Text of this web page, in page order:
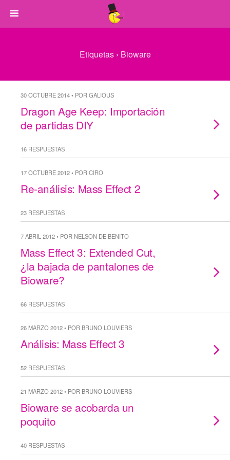
Etiquetas › Bioware
30 OCTUBRE 2014 • POR GALIOUS
Dragon Age Keep: Importación
de partidas DIY
16 RESPUESTAS
17 OCTUBRE 2012 • POR CIRO
Re-análisis: Mass Effect 2
23 RESPUESTAS
7 ABRIL 2012 • POR NELSON DE BENITO
Mass Effect 3: Extended Cut,
¿la bajada de pantalones de
Bioware?
66 RESPUESTAS
26 MARZO 2012 • POR BRUNO LOUVIERS
Análisis: Mass Effect 3
52 RESPUESTAS
21 MARZO 2012 • POR BRUNO LOUVIERS
Bioware se acobarda un
poquito
40 RESPUESTAS